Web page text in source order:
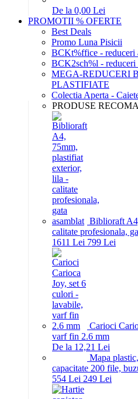
De la 0,00 Lei
PROMOTII % OFERTE
Best Deals
Promo Luna Pisicii
BCKt%ffice - reduceri
BCK2sch%l - reduceri
MEGA-REDUCERI
PLASTIFIATE
Colectia Aperta -
PRODUSE
Biblioraft
calitate profesionala,
1611 Lei 799 Lei
Carioci
varf fin 2.6 mm
De la 12,21 Lei
Mapa
capacitate 200 file,
554 Lei 249 Lei